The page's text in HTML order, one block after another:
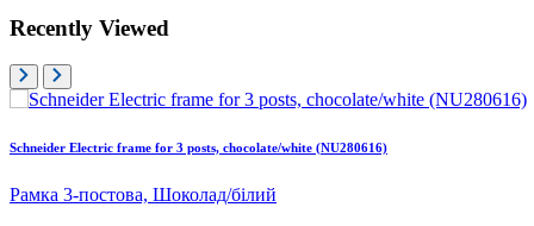
Recently Viewed
Schneider Electric frame for 3 posts, chocolate/white (NU280616)
Рамка 3-постова, Шоколад/білий